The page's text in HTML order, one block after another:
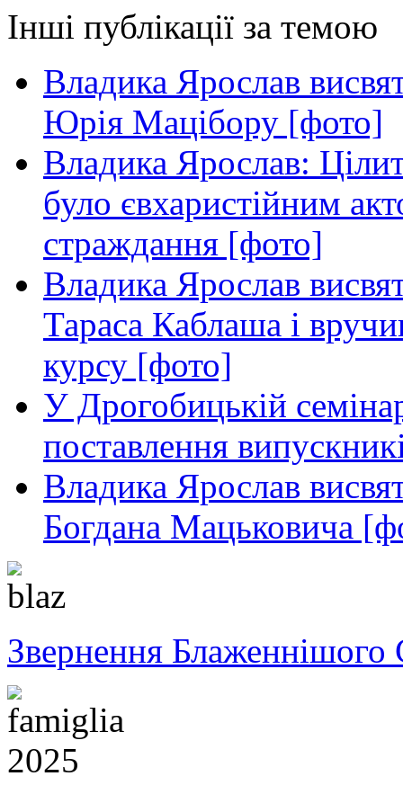
Інші публікації за темою
Владика Ярослав
Юрія Мацібору [фото]
Владика Ярослав:
було євхаристійним
страждання [фото]
Владика Ярослав
Тараса Каблаша і
курсу [фото]
У Дрогобицькій
поставлення
Владика Ярослав
Богдана Мацьковича
Звернення Блаженнішого